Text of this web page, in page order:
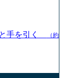
手を引く
（約